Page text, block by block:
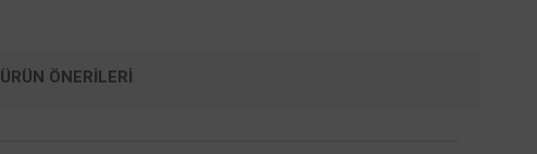
ÜRÜN ÖNERILERI